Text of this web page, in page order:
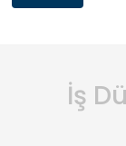
İş